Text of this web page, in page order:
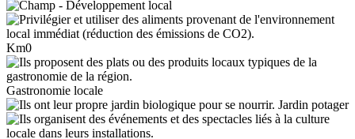
Km0
Gastronomie locale
Jardin potager